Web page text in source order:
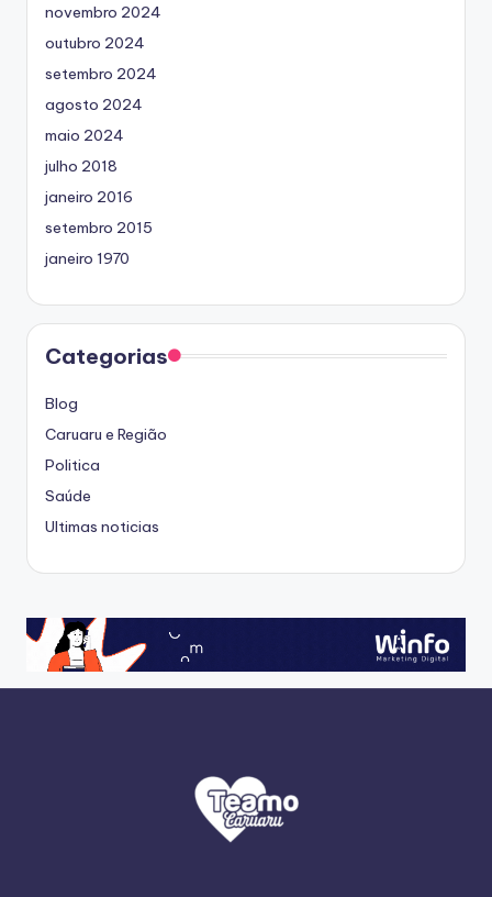
novembro 2024
outubro 2024
setembro 2024
agosto 2024
maio 2024
julho 2018
janeiro 2016
setembro 2015
janeiro 1970
Categorias
Blog
Caruaru e Região
Politica
Saúde
Ultimas noticias